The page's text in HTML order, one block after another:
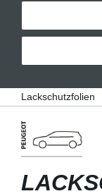
Lackschutzfolien